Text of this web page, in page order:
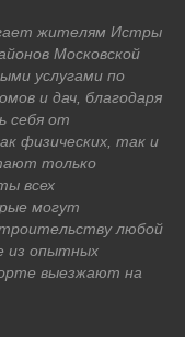
жителям Истры
Московской
услугами по
и дач, благодаря
себя от
физических, так и
только
всех
могут
любой
из опытных
выезжают на